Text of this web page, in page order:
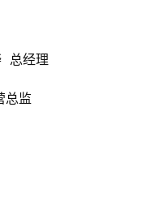
总经理
总监